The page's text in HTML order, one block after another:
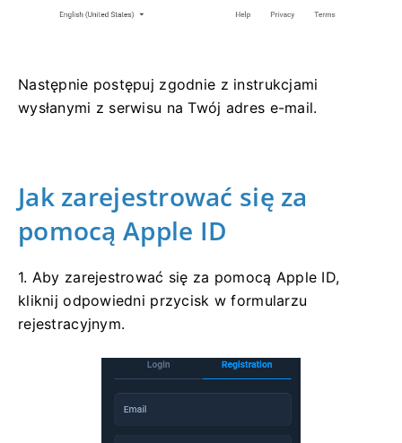
Następnie postępuj zgodnie z instrukcjami
wysłanymi z serwisu na Twój adres e-mail.
Jak zarejestrować się za
pomocą Apple ID
1. Aby zarejestrować się za pomocą Apple ID,
kliknij odpowiedni przycisk w formularzu
rejestracyjnym.